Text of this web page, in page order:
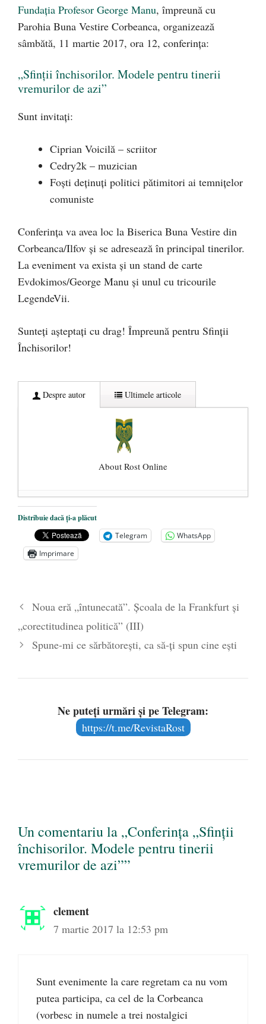
Fundația Profesor George Manu, împreună cu
Parohia Buna Vestire Corbeanca, organizează
sâmbătă, 11 martie 2017, ora 12, conferința:
„Sfinţii închisorilor. Modele pentru tinerii
vremurilor de azi”
Sunt invitați:
Ciprian Voicilă – scriitor
Cedry2k – muzician
Foști deținuți politici pătimitori ai temnițelor
comuniste
Conferința va avea loc la Biserica Buna Vestire din
Corbeanca/Ilfov și se adresează în principal tinerilor.
La eveniment va exista și un stand de carte
Evdokimos/George Manu și unul cu tricourile
LegendeVii.
Sunteți așteptați cu drag! Împreună pentru Sfinții
Închisorilor!
Despre autor Ultimele articole
About Rost Online
Dezvăluiri cutremurătoare despre
președintele Ucrainei, Volodymyr
Zelensky
- 13 mai 2026
Statul care servește Națiunea
poetului Octavian Goga, înlăturat din Iași
- 16 aprilie 2026
Distribuie dacă ți-a plăcut
Telegram
WhatsApp
Imprimare
Noua eră „întunecată”. Școala de la Frankfurt și
„corectitudinea politică” (III)
Spune-mi ce sărbătorești, ca să-ți spun cine ești
Ne puteți urmări și pe Telegram:
https://t.me/RevistaRost
Un comentariu la „Conferinţa „Sfinţii
închisorilor. Modele pentru tinerii
vremurilor de azi””
clement
7 martie 2017 la 12:53 pm
Sunt evenimente la care regretam ca nu vom
putea participa, ca cel de la Corbeanca
(vorbesc in numele a trei nostalgici